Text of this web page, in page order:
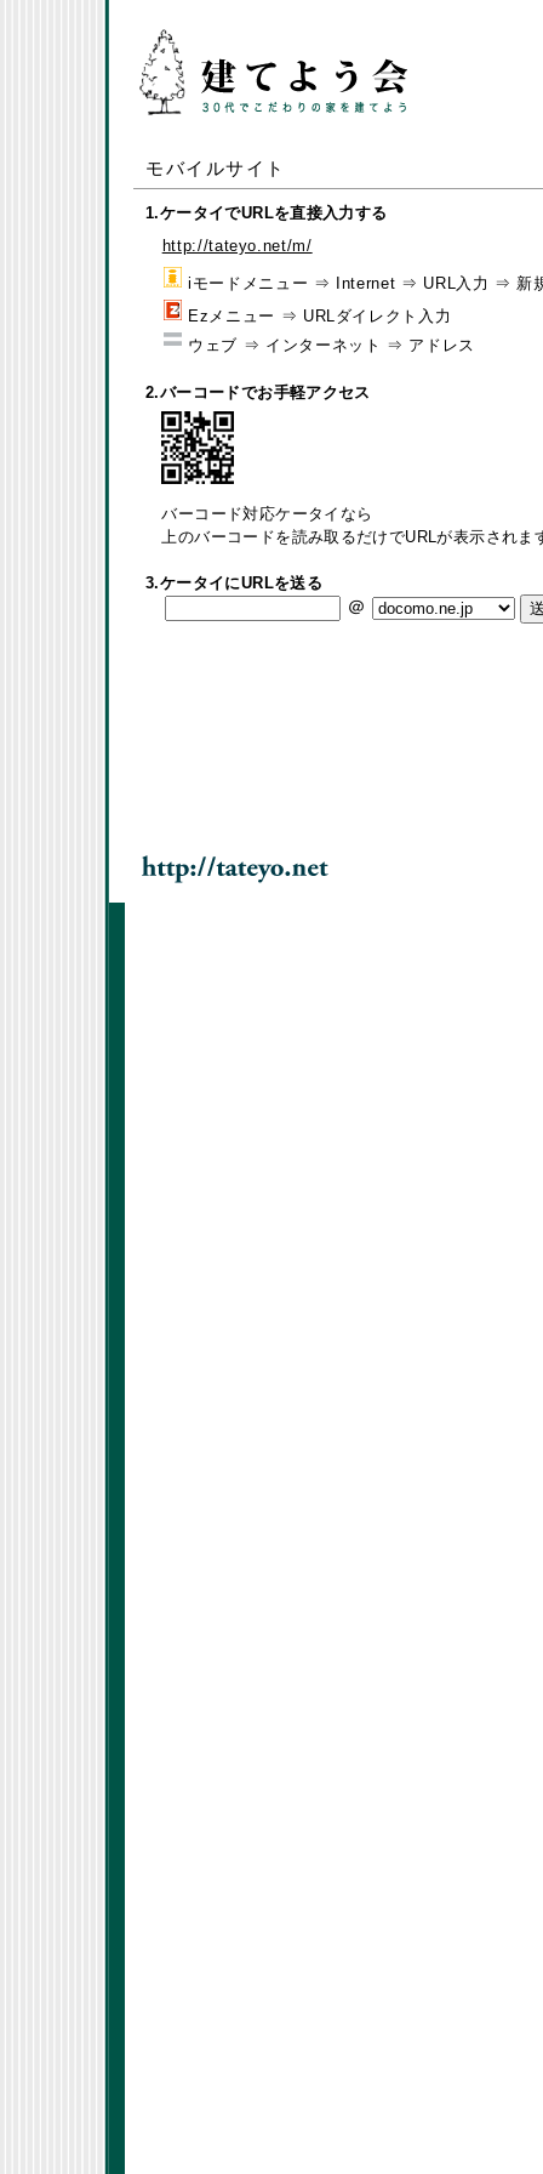
モバイルサイト
1.ケータイでURLを直接入力する
http://tateyo.net/m/
iモードメニュー ⇒ Internet ⇒ URL入力 ⇒ 新
Ezメニュー ⇒ URLダイレクト入力
ウェブ ⇒ インターネット ⇒ アドレス
2.バーコードでお手軽アクセス
バーコード対応ケータイなら
上のバーコードを読み取るだけでURLが表示されま
3.ケータイにURLを送る
＠